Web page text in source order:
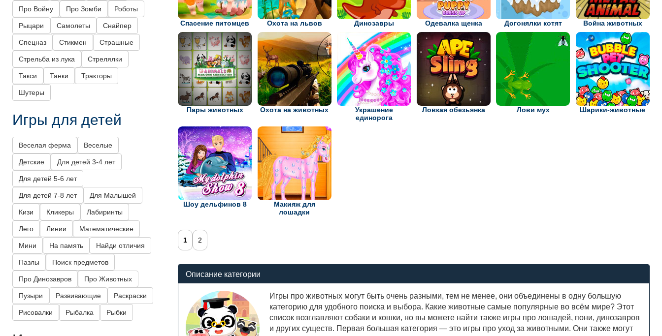
Спасение питомцев Охота на львов Динозавры Одевалка щенка Догонялки котят Война животных
Пары животных Охота на животных
Украшение
единорога
Ловкая обезьянка Лови мух Шарики-животные
Шоу дельфинов 8
Макияж для
лошадки
1 2
Описание категории
Игры про животных могут быть очень разными, тем не менее, они объединены в одну большую
категорию для удобного поиска и выбора. Какие животные самые популярные во всём мире? Этот
список возглавляют собаки и кошки, но вы можете найти также игры про лошадей, пони, динозавров
и других существ. Первая большая категория — это игры про уход за животными. Они также могут
Про Войну Про Зомби Роботы
Рыцари Самолеты Снайпер
Спецназ Стикмен Страшные
Стрельба из лука Стрелялки
Такси Танки Тракторы
Шутеры
Игры для детей
Веселая ферма Веселые
Детские Для детей 3-4 лет
Для детей 5-6 лет
Для детей 7-8 лет Для Малышей
Кизи Кликеры Лабиринты
Лего Линии Математические
Мини На память Найди отличия
Пазлы Поиск предметов
Про Динозавров Про Животных
Пузыри Развивающие Раскраски
Рисовалки Рыбалка Рыбки